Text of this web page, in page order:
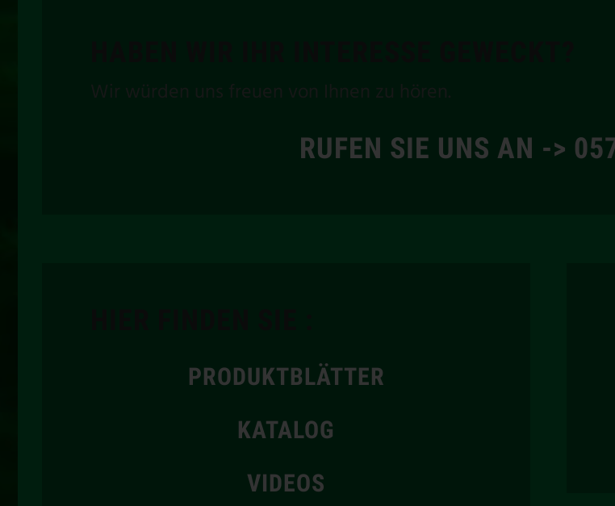
RUFEN SIE UNS AN ->
PRODUKTBLÄTTER
KATALOG
VIDEOS